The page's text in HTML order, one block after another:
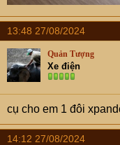
13:48 27/08/2024
Quản Tượng
Xe điện
cụ cho em 1 đôi
14:12 27/08/2024